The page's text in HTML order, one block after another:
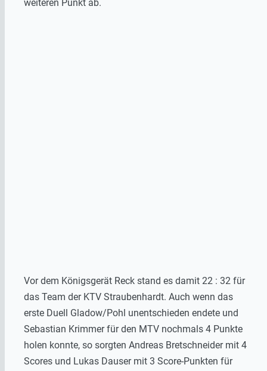
weiteren Punkt ab.
Vor dem Königsgerät Reck stand es damit 22 : 32 für
das Team der KTV Straubenhardt. Auch wenn das
erste Duell Gladow/Pohl unentschieden endete und
Sebastian Krimmer für den MTV nochmals 4 Punkte
holen konnte, so sorgten Andreas Bretschneider mit 4
Scores und Lukas Dauser mit 3 Score-Punkten für